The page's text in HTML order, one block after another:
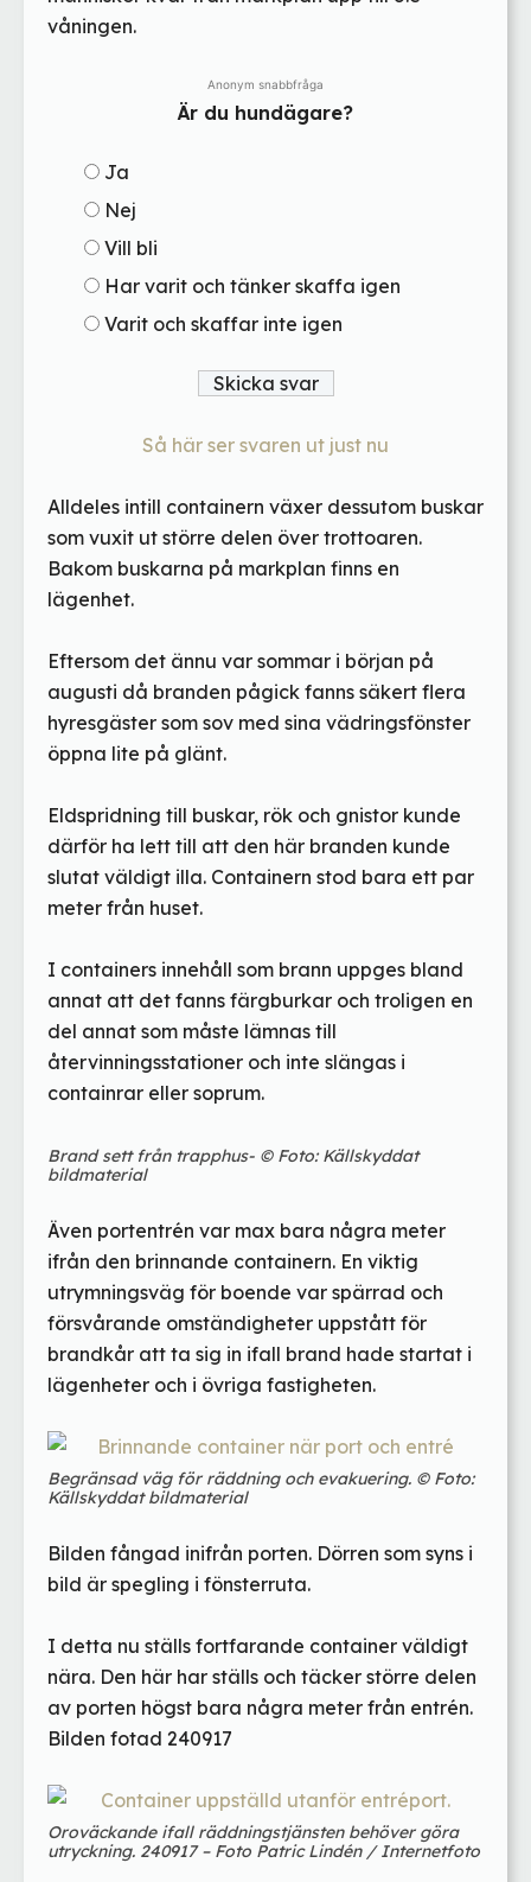
våningen.
Anonym snabbfråga
Är du hundägare?
Ja
Nej
Vill bli
Har varit och tänker skaffa igen
Varit och skaffar inte igen
Så här ser svaren ut just nu
Alldeles intill containern växer dessutom buskar
som vuxit ut större delen över trottoaren.
Bakom buskarna på markplan finns en
lägenhet.
Eftersom det ännu var sommar i början på
augusti då branden pågick fanns säkert flera
hyresgäster som sov med sina vädringsfönster
öppna lite på glänt.
Eldspridning till buskar, rök och gnistor kunde
därför ha lett till att den här branden kunde
slutat väldigt illa. Containern stod bara ett par
meter från huset.
I containers innehåll som brann uppges bland
annat att det fanns färgburkar och troligen en
del annat som måste lämnas till
återvinningsstationer och inte slängas i
containrar eller soprum.
Brand sett från trapphus- © Foto: Källskyddat
bildmaterial
Även portentrén var max bara några meter
ifrån den brinnande containern. En viktig
utrymningsväg för boende var spärrad och
försvårande omständigheter uppstått för
brandkår att ta sig in ifall brand hade startat i
lägenheter och i övriga fastigheten.
Begränsad väg för räddning och evakuering. © Foto:
Källskyddat bildmaterial
Bilden fångad inifrån porten. Dörren som syns i
bild är spegling i fönsterruta.
I detta nu ställs fortfarande container väldigt
nära. Den här har ställs och täcker större delen
av porten högst bara några meter från entrén.
Bilden fotad 240917
Oroväckande ifall räddningstjänsten behöver göra
utryckning. 240917 – Foto Patric Lindén / Internetfoto